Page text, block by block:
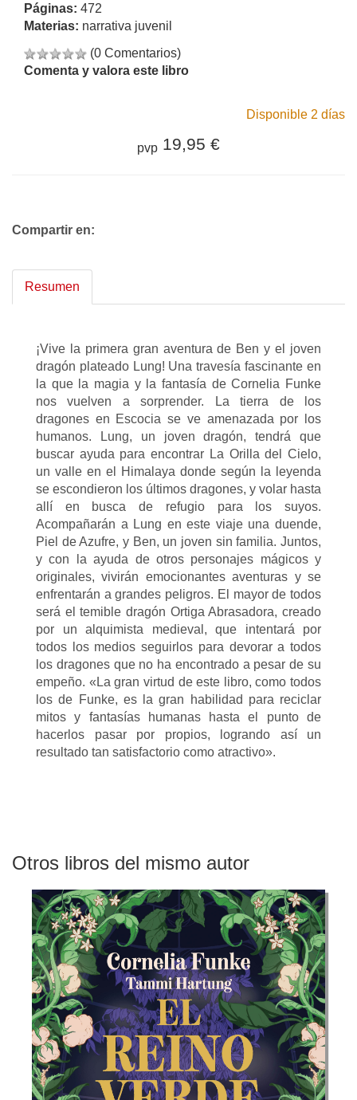
Páginas: 472
Materias: narrativa juvenil
(0 Comentarios)
Comenta y valora este libro
Disponible 2 días
pvp 19,95 €
Compartir en:
Resumen
¡Vive la primera gran aventura de Ben y el joven
dragón plateado Lung! Una travesía fascinante en
la que la magia y la fantasía de Cornelia Funke
nos vuelven a sorprender. La tierra de los
dragones en Escocia se ve amenazada por los
humanos. Lung, un joven dragón, tendrá que
buscar ayuda para encontrar La Orilla del Cielo,
un valle en el Himalaya donde según la leyenda
se escondieron los últimos dragones, y volar hasta
allí en busca de refugio para los suyos.
Acompañarán a Lung en este viaje una duende,
Piel de Azufre, y Ben, un joven sin familia. Juntos,
y con la ayuda de otros personajes mágicos y
originales, vivirán emocionantes aventuras y se
enfrentarán a grandes peligros. El mayor de todos
será el temible dragón Ortiga Abrasadora, creado
por un alquimista medieval, que intentará por
todos los medios seguirlos para devorar a todos
los dragones que no ha encontrado a pesar de su
empeño. «La gran virtud de este libro, como todos
los de Funke, es la gran habilidad para reciclar
mitos y fantasías humanas hasta el punto de
hacerlos pasar por propios, logrando así un
resultado tan satisfactorio como atractivo».
Otros libros del mismo autor